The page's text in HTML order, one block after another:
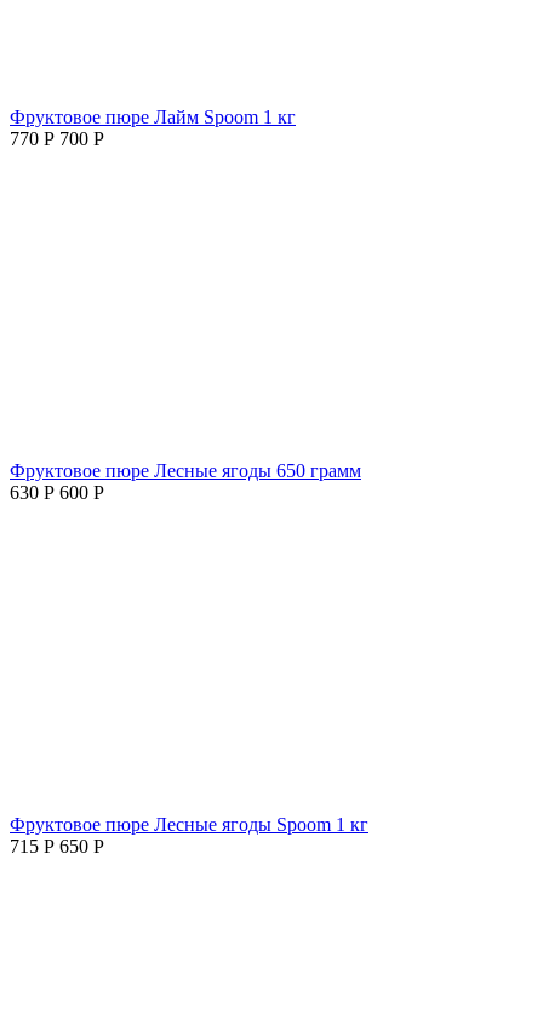
Фруктовое пюре Лайм Spoom 1 кг
770 Р 700 Р
Фруктовое пюре Лесные ягоды 650 грамм
630 Р 600 Р
Фруктовое пюре Лесные ягоды Spoom 1 кг
715 Р 650 Р